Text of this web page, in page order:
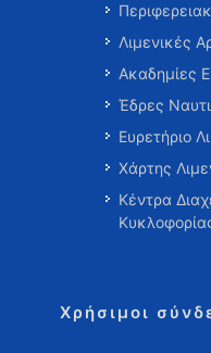
Λιμενικές
Ακαδημίες
Έδρες
Ευρετήριο
Χάρτης
Κέντρα
Χρήσιμοι